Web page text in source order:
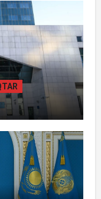
ЕСЕБІНЕН
ГАЗБЕН